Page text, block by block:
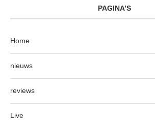
PAGINA’S
Home
nieuws
reviews
Live